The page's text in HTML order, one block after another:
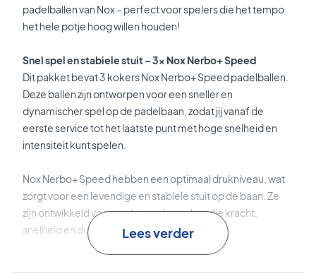
padelballen van Nox – perfect voor spelers die het tempo
het hele potje hoog willen houden!
Snel spel en stabiele stuit – 3x Nox Nerbo+ Speed
Dit pakket bevat 3 kokers Nox Nerbo+ Speed padelballen.
Deze ballen zijn ontworpen voor een sneller en
dynamischer spel op de padelbaan, zodat jij vanaf de
eerste service tot het laatste punt met hoge snelheid en
intensiteit kunt spelen.
Nox Nerbo+ Speed hebben een optimaal drukniveau, wat
zorgt voor een levendige en stabiele stuit op de baan. Ze
zijn ontwikkeld voor veeleisende spelers die kracht,
snelheid en duurzaamheid in één bal zoeken.
Lees verder